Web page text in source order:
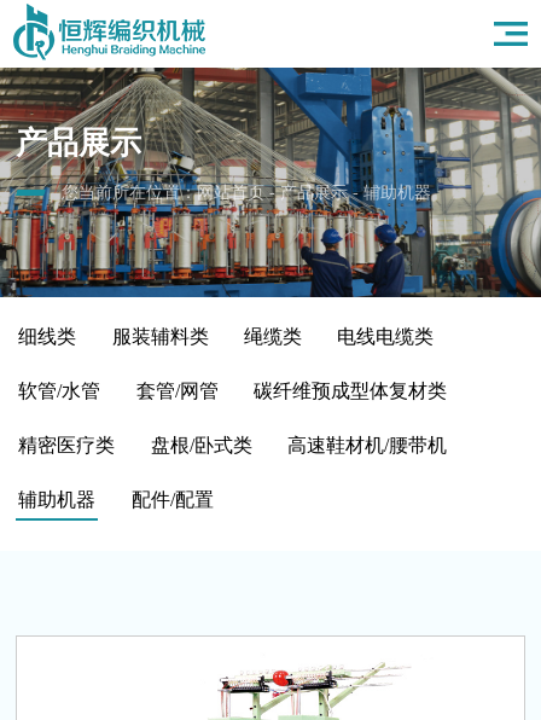
首页
关于我们
产品展示
应用领域
新闻资讯
人力资源
联系我们
产品展示
您当前所在位置：网站首页-产品展示-辅助机器
细线类 服装辅料类 绳缆类 电线电缆类
软管/水管 套管/网管 碳纤维预成型体复材类
精密医疗类 盘根/卧式类 高速鞋材机/腰带机
辅助机器 配件/配置